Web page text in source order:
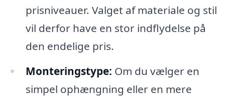
prisniveauer. Valget af materiale og stil
vil derfor have en stor indflydelse på
den endelige pris.
Monteringstype: Om du vælger en
simpel ophængning eller en mere